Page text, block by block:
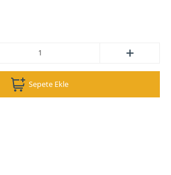
Sepete Ekle